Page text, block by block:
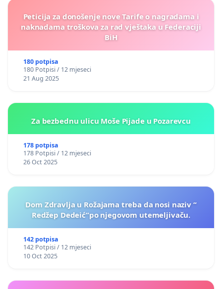
Peticija za donošenje nove Tarife o nagradama i
naknadama troškova za rad vještaka u Federaciji
BiH
180 potpisa
180 Potpisi / 12 mjeseci
21 Aug 2025
Za bezbednu ulicu Moše Pijade u Pozarevcu
178 potpisa
178 Potpisi / 12 mjeseci
26 Oct 2025
Dom Zdravlja u Rožajama treba da nosi naziv “
Redžep Dedeić”po njegovom utemeljivaču.
142 potpisa
142 Potpisi / 12 mjeseci
10 Oct 2025